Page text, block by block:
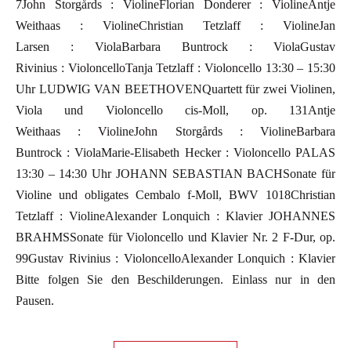
7John Storgårds : ViolineFlorian Donderer : ViolineAntje
Weithaas : ViolineChristian Tetzlaff : ViolineJan
Larsen : ViolaBarbara Buntrock : ViolaGustav
Rivinius : VioloncelloTanja Tetzlaff : Violoncello 13:30 – 15:30
Uhr LUDWIG VAN BEETHOVENQuartett für zwei Violinen,
Viola und Violoncello cis-Moll, op. 131Antje
Weithaas : ViolineJohn Storgårds : ViolineBarbara
Buntrock : ViolaMarie-Elisabeth Hecker : Violoncello PALAS
13:30 – 14:30 Uhr JOHANN SEBASTIAN BACHSonate für
Violine und obligates Cembalo f-Moll, BWV 1018Christian
Tetzlaff : ViolineAlexander Lonquich : Klavier JOHANNES
BRAHMSSonate für Violoncello und Klavier Nr. 2 F-Dur, op.
99Gustav Rivinius : VioloncelloAlexander Lonquich : Klavier
Bitte folgen Sie den Beschilderungen. Einlass nur in den
Pausen.